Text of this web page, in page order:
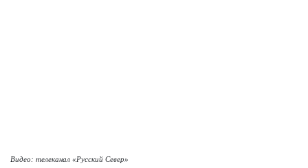
Видео: телеканал «Русский Север»